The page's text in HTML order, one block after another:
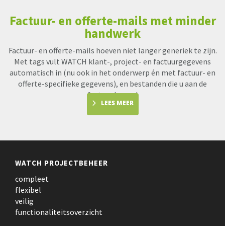
Factuur- en offerte-mails met minder
handwerk
Factuur- en offerte-mails hoeven niet langer generiek te zijn.
Met tags vult WATCH klant-, project- en factuurgegevens
automatisch in (nu ook in het onderwerp én met factuur- en
offerte-specifieke gegevens), en bestanden die u aan de
factuur koppel
LEES MEER
WATCH PROJECTBEHEER
compleet
flexibel
veilig
functionaliteitsoverzicht